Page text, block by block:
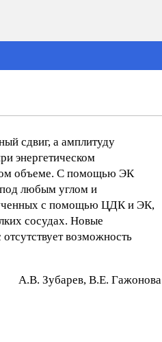
сдвиг, а амплитуду
энергетическом
объеме. С помощью ЭК
любым углом и
с помощью ЦДК и ЭК,
сосудах. Новые
возможность
A.В. Зyбaрeв, В.Е. Гaжoнoва